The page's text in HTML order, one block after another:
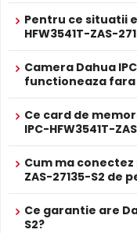
incorporatcare
Sunetul se
monitorizata.
FunctiaTRUE WDR
compenseaza atat
imaginea de fundal,
detectie
Alimentare
12V DC / 8.5
Sursa de
Alimentare
POE
Da
Se poate
NVR sau
Prospect
Dahua
* Specificatiile tehnice ale
Pentru ce situatii
HFW3541T-ZAS-
Camera Dahua
functioneaza
Ce card de
IPC-HFW3541T-
Cum ma conectez
ZAS-27135-S2 de
Ce garantie are
S2?